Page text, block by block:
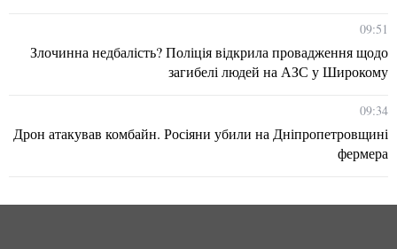
09:51
Злочинна недбалість? Поліція відкрила провадження щодо
загибелі людей на АЗС у Широкому
09:34
Дрон атакував комбайн. Росіяни убили на Дніпропетровщині
фермера